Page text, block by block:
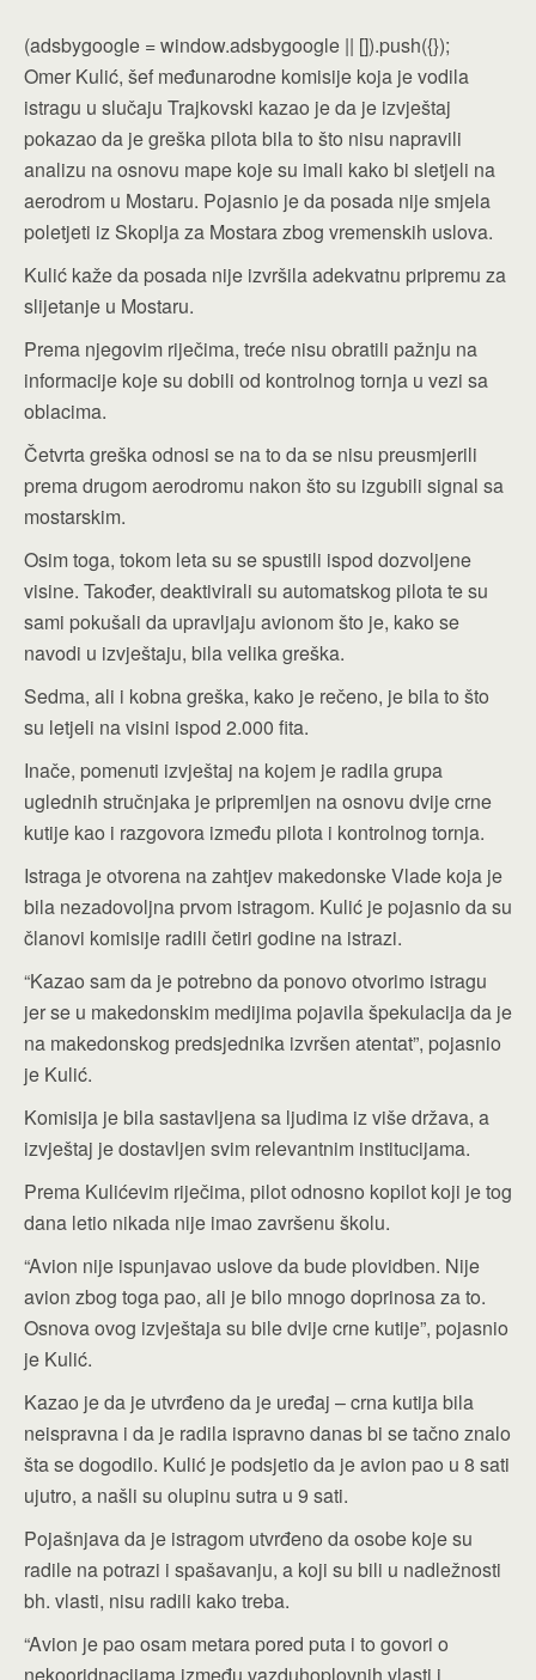
(adsbygoogle = window.adsbygoogle || []).push({});
Omer Kulić, šef međunarodne komisije koja je vodila
istragu u slučaju Trajkovski kazao je da je izvještaj
pokazao da je greška pilota bila to što nisu napravili
analizu na osnovu mape koje su imali kako bi sletjeli na
aerodrom u Mostaru. Pojasnio je da posada nije smjela
poletjeti iz Skoplja za Mostara zbog vremenskih uslova.
Kulić kaže da posada nije izvršila adekvatnu pripremu za
slijetanje u Mostaru.
Prema njegovim riječima, treće nisu obratili pažnju na
informacije koje su dobili od kontrolnog tornja u vezi sa
oblacima.
Četvrta greška odnosi se na to da se nisu preusmjerili
prema drugom aerodromu nakon što su izgubili signal sa
mostarskim.
Osim toga, tokom leta su se spustili ispod dozvoljene
visine. Također, deaktivirali su automatskog pilota te su
sami pokušali da upravljaju avionom što je, kako se
navodi u izvještaju, bila velika greška.
Sedma, ali i kobna greška, kako je rečeno, je bila to što
su letjeli na visini ispod 2.000 fita.
Inače, pomenuti izvještaj na kojem je radila grupa
uglednih stručnjaka je pripremljen na osnovu dvije crne
kutije kao i razgovora između pilota i kontrolnog tornja.
Istraga je otvorena na zahtjev makedonske Vlade koja je
bila nezadovoljna prvom istragom. Kulić je pojasnio da su
članovi komisije radili četiri godine na istrazi.
“Kazao sam da je potrebno da ponovo otvorimo istragu
jer se u makedonskim medijima pojavila špekulacija da je
na makedonskog predsjednika izvršen atentat”, pojasnio
je Kulić.
Komisija je bila sastavljena sa ljudima iz više država, a
izvještaj je dostavljen svim relevantnim institucijama.
Prema Kulićevim riječima, pilot odnosno kopilot koji je tog
dana letio nikada nije imao završenu školu.
“Avion nije ispunjavao uslove da bude plovidben. Nije
avion zbog toga pao, ali je bilo mnogo doprinosa za to.
Osnova ovog izvještaja su bile dvije crne kutije”, pojasnio
je Kulić.
Kazao je da je utvrđeno da je uređaj – crna kutija bila
neispravna i da je radila ispravno danas bi se tačno znalo
šta se dogodilo. Kulić je podsjetio da je avion pao u 8 sati
ujutro, a našli su olupinu sutra u 9 sati.
Pojašnjava da je istragom utvrđeno da osobe koje su
radile na potrazi i spašavanju, a koji su bili u nadležnosti
bh. vlasti, nisu radili kako treba.
“Avion je pao osam metara pored puta i to govori o